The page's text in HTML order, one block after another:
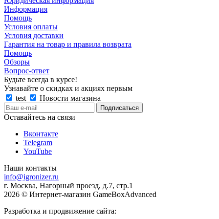
Информация
Помощь
Условия оплаты
Условия доставки
Гарантия на товар и правила возврата
Помощь
Обзоры
Вопрос-ответ
Будьте всегда в курсе!
Узнавайте о скидках и акциях первым
test
Новости магазина
Оставайтесь на связи
Вконтакте
Telegram
YouTube
Наши контакты
info@igronizer.ru
г. Москва, Нагорный проезд, д.7, стр.1
2026 © Интернет-магазин GameBoxAdvanced
Разработка и продвижение сайта: